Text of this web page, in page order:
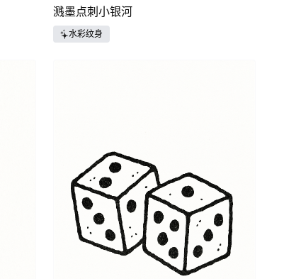
溅墨点刺小银河
水彩纹身